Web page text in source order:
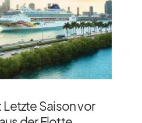
Saison vor